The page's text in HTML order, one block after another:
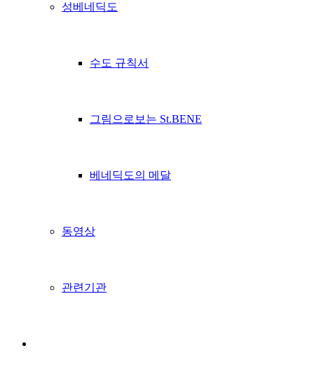
성베네딕도
수도 규칙서
그림으로보는 St.BENE
베네딕도의 메달
동영상
관련기관